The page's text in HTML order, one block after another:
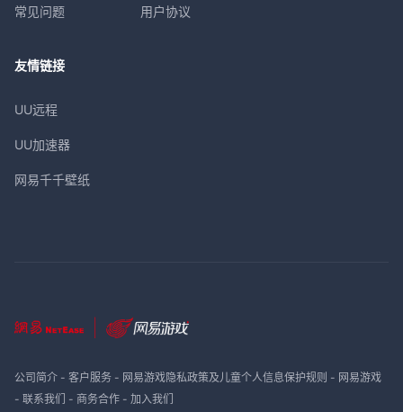
常见问题 用户协议
友情链接
UU远程
UU加速器
网易千千壁纸
公司简介- 客户服务- 网易游戏隐私政策及儿童个人信息保护规则 - 网易游戏
- 联系我们 - 商务合作- 加入我们